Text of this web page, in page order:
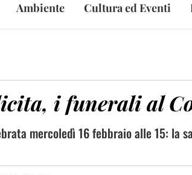
Ambiente Cultura ed Eventi
i funerali al
mercoledì 16 febbraio alle 15: la